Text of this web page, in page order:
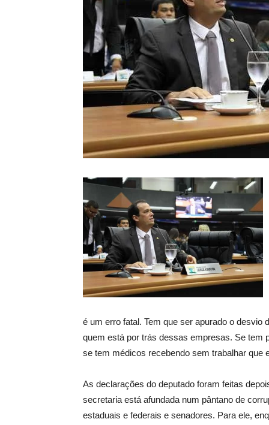
é um erro fatal. Tem que ser apurado o
quem está por trás dessas empresas. Se tem
se tem médicos recebendo sem trabalhar que
As declarações do deputado foram feitas
secretaria está afundada num pântano de
estaduais e federais e senadores. Para ele,